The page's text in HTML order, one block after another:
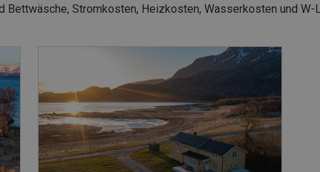
Bettwäsche, Stromkosten, Heizkosten, Wasserkosten und W-